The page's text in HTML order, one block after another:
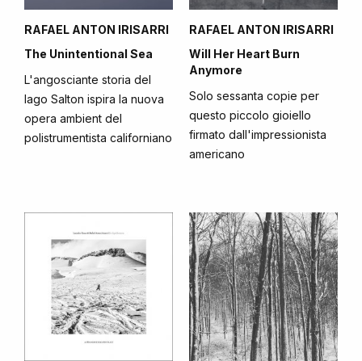
RAFAEL ANTON IRISARRI
The Unintentional Sea
L'angosciante storia del
lago Salton ispira la nuova
opera ambient del
polistrumentista californiano
RAFAEL ANTON IRISARRI
Will Her Heart Burn
Anymore
Solo sessanta copie per
questo piccolo gioiello
firmato dall'impressionista
americano